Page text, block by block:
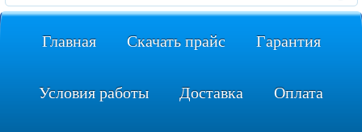
Главная Скачать прайс Гарантия
Условия работы Доставка Оплата